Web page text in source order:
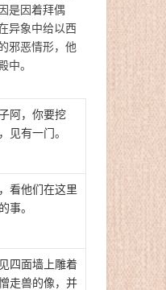
是因着拜偶
异象中给以西
邪恶情形，他
。
阿，你要挖
见有一门。
看他们在这里
事。
四面墙上雕着
走兽的像，并